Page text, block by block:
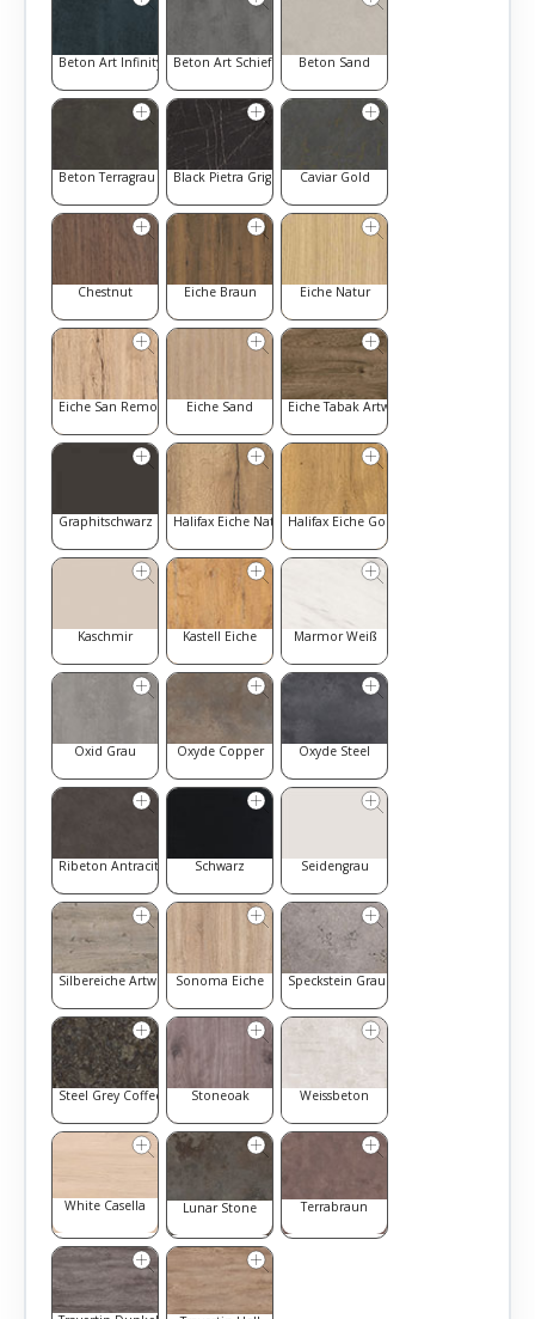
Beton Art Infinity Beton Art Schiefer Beton Sand
Beton Terragrau Black Pietra Grigia Caviar Gold
Chestnut Eiche Braun Eiche Natur
Eiche San Remo Eiche Sand Eiche Tabak Artwood
Graphitschwarz Halifax Eiche Natur Halifax Eiche Goldbraun
Kaschmir Kastell Eiche Marmor Weiß
Oxid Grau Oxyde Copper Oxyde Steel
Ribeton Antracite Schwarz Seidengrau
Silbereiche ArtwoodSonoma Eiche Speckstein Grau
Steel Grey Coffee Stoneoak Weissbeton
White Casella Lunar Stone Terrabraun